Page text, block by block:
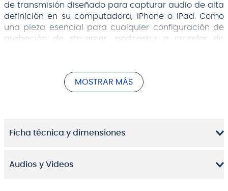
de transmisión diseñado para capturar audio de alta
definición en su computadora, iPhone o iPad. Como
una pieza esencial para cualquier configuración de
grabación de streamer, podcaster o creador de
seleccionables y un diseño de pata plegable en un
paquete altamente portátil.
premiumde 16 mmque capturan la calidez y claridad
del cuerpo del micrófono, minimizando el ruido de
MOSTRAR MÁS
Ficha técnica y dimensiones
Audios y Videos